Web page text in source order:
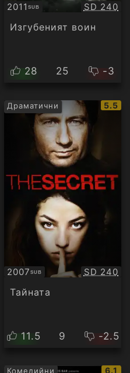
2011 SUB
Субтитри SD 240
Изгубеният воин
28 25 -3
Драматични
IMDb
5.5
2007SUB
Субтитри SD 240
Тайната
11.5 9 -2.5
Комедийни IMDb
6.1